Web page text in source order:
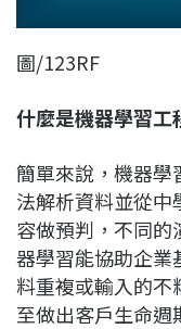
圖/123RF
什麼是機器學習工
簡單來說，機器學
法解析資料並從
容做預判，不同
器學習能協助企業
料重複或輸入的不
至做出客戶生命週